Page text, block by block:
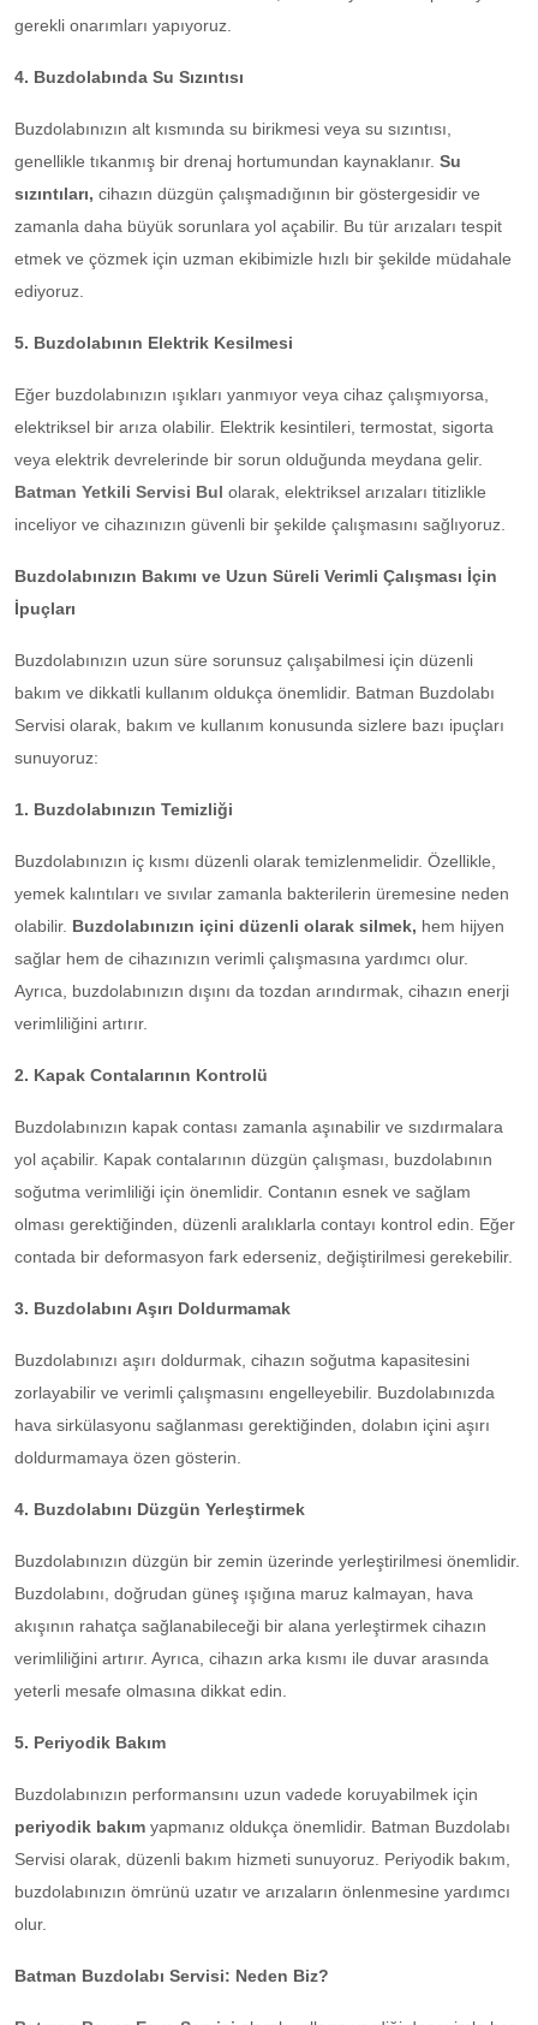
gerekli onarımları yapıyoruz.
4. Buzdolabında Su Sızıntısı
Buzdolabınızın alt kısmında su birikmesi veya su sızıntısı,
genellikle tıkanmış bir drenaj hortumundan kaynaklanır. Su
sızıntıları, cihazın düzgün çalışmadığının bir göstergesidir ve
zamanla daha büyük sorunlara yol açabilir. Bu tür arızaları tespit
etmek ve çözmek için uzman ekibimizle hızlı bir şekilde müdahale
ediyoruz.
5. Buzdolabının Elektrik Kesilmesi
Eğer buzdolabınızın ışıkları yanmıyor veya cihaz çalışmıyorsa,
elektriksel bir arıza olabilir. Elektrik kesintileri, termostat, sigorta
veya elektrik devrelerinde bir sorun olduğunda meydana gelir.
Batman Yetkili Servisi Bul olarak, elektriksel arızaları titizlikle
inceliyor ve cihazınızın güvenli bir şekilde çalışmasını sağlıyoruz.
Buzdolabınızın Bakımı ve Uzun Süreli Verimli Çalışması İçin
İpuçları
Buzdolabınızın uzun süre sorunsuz çalışabilmesi için düzenli
bakım ve dikkatli kullanım oldukça önemlidir. Batman Buzdolabı
Servisi olarak, bakım ve kullanım konusunda sizlere bazı ipuçları
sunuyoruz:
1. Buzdolabınızın Temizliği
Buzdolabınızın iç kısmı düzenli olarak temizlenmelidir. Özellikle,
yemek kalıntıları ve sıvılar zamanla bakterilerin üremesine neden
olabilir. Buzdolabınızın içini düzenli olarak silmek, hem hijyen
sağlar hem de cihazınızın verimli çalışmasına yardımcı olur.
Ayrıca, buzdolabınızın dışını da tozdan arındırmak, cihazın enerji
verimliliğini artırır.
2. Kapak Contalarının Kontrolü
Buzdolabınızın kapak contası zamanla aşınabilir ve sızdırmalara
yol açabilir. Kapak contalarının düzgün çalışması, buzdolabının
soğutma verimliliği için önemlidir. Contanın esnek ve sağlam
olması gerektiğinden, düzenli aralıklarla contayı kontrol edin. Eğer
contada bir deformasyon fark ederseniz, değiştirilmesi gerekebilir.
3. Buzdolabını Aşırı Doldurmamak
Buzdolabınızı aşırı doldurmak, cihazın soğutma kapasitesini
zorlayabilir ve verimli çalışmasını engelleyebilir. Buzdolabınızda
hava sirkülasyonu sağlanması gerektiğinden, dolabın içini aşırı
doldurmamaya özen gösterin.
4. Buzdolabını Düzgün Yerleştirmek
Buzdolabınızın düzgün bir zemin üzerinde yerleştirilmesi önemlidir.
Buzdolabını, doğrudan güneş ışığına maruz kalmayan, hava
akışının rahatça sağlanabileceği bir alana yerleştirmek cihazın
verimliliğini artırır. Ayrıca, cihazın arka kısmı ile duvar arasında
yeterli mesafe olmasına dikkat edin.
5. Periyodik Bakım
Buzdolabınızın performansını uzun vadede koruyabilmek için
periyodik bakım yapmanız oldukça önemlidir. Batman Buzdolabı
Servisi olarak, düzenli bakım hizmeti sunuyoruz. Periyodik bakım,
buzdolabınızın ömrünü uzatır ve arızaların önlenmesine yardımcı
olur.
Batman Buzdolabı Servisi: Neden Biz?